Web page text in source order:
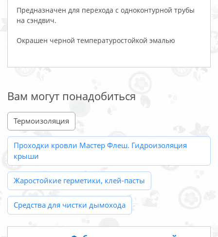
Предназначен для перехода с одноконтурной трубы
на сэндвич.
Окрашен черной температуростойкой эмалью
Вам могут понадобиться
Термоизоляция
Проходки кровли Мастер Флеш. Гидроизоляция
крыши
Жаростойкие герметики, клей-пасты
Средства для чистки дымохода